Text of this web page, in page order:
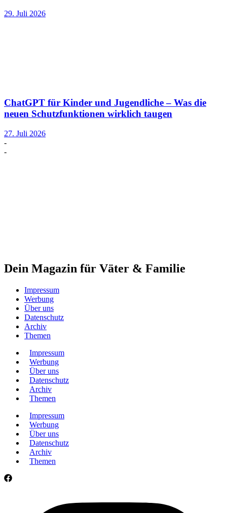
29. Juli 2026
ChatGPT für Kinder und Jugendliche – Was die
neuen Schutzfunktionen wirklich taugen
27. Juli 2026
-
-
Dein Magazin für Väter & Familie
Impressum
Werbung
Über uns
Datenschutz
Archiv
Themen
Impressum
Werbung
Über uns
Datenschutz
Archiv
Themen
Impressum
Werbung
Über uns
Datenschutz
Archiv
Themen